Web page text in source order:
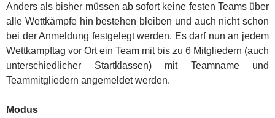
Anders als bisher müssen ab sofort keine festen Teams über
alle Wettkämpfe hin bestehen bleiben und auch nicht schon
bei der Anmeldung festgelegt werden. Es darf nun an jedem
Wettkampftag vor Ort ein Team mit bis zu 6 Mitgliedern (auch
unterschiedlicher Startklassen) mit Teamname und
Teammitgliedern angemeldet werden.
Modus